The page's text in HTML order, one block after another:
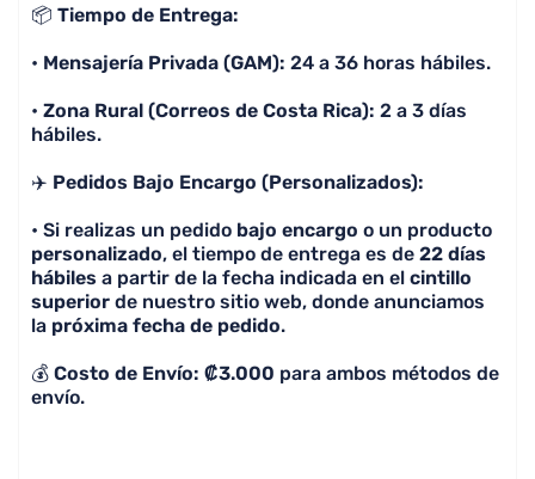
lo más
📦 Tiempo de Entrega:
• Mensajería Privada (GAM): 24 a 36 horas hábiles.
• Zona Rural (Correos de Costa Rica): 2 a 3 días
hábiles.
✈️ Pedidos Bajo Encargo (Personalizados):
• Si realizas un pedido bajo encargo o un producto
personalizado, el tiempo de entrega es de 22 días
hábiles a partir de la fecha indicada en el cintillo
superior de nuestro sitio web, donde anunciamos
la próxima fecha de pedido.
💰 Costo de Envío: ₡3.000 para ambos métodos de
envío.